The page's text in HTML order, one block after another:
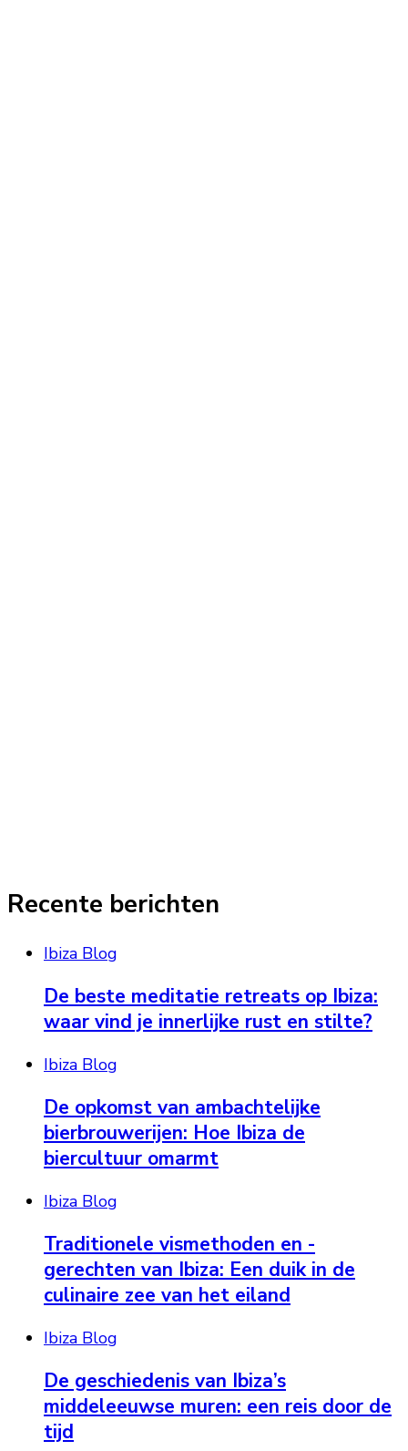
Recente berichten
Ibiza Blog
De beste meditatie retreats op Ibiza:
waar vind je innerlijke rust en stilte?
Ibiza Blog
De opkomst van ambachtelijke
bierbrouwerijen: Hoe Ibiza de
biercultuur omarmt
Ibiza Blog
Traditionele vismethoden en -
gerechten van Ibiza: Een duik in de
culinaire zee van het eiland
Ibiza Blog
De geschiedenis van Ibiza’s
middeleeuwse muren: een reis door de
tijd